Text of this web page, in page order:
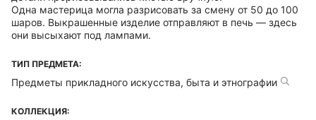
Одна мастерица могла разрисовать за смену от 50 до 100
шаров. Выкрашенные изделие отправляют в печь — здесь
они высыхают под лампами.
ТИП ПРЕДМЕТА:
Предметы прикладного искусства, быта и этнографии
КОЛЛЕКЦИЯ: